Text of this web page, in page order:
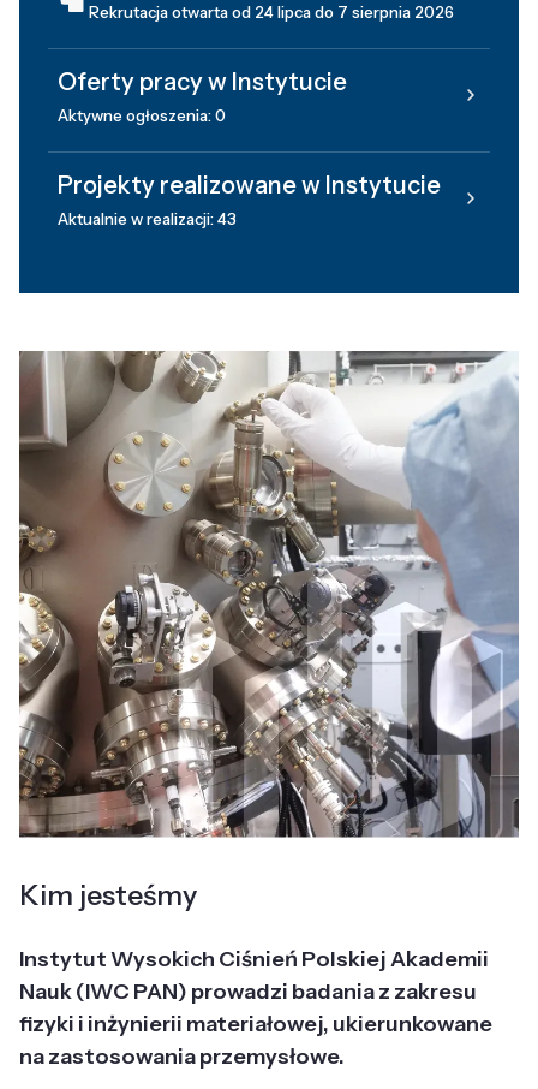
Rekrutacja otwarta od 24 lipca do 7 sierpnia 2026
Oferty pracy w Instytucie
Aktywne ogłoszenia: 0
Projekty realizowane w Instytucie
Aktualnie w realizacji: 43
Kim jesteśmy
Instytut Wysokich Ciśnień Polskiej Akademii
Nauk (IWC PAN) prowadzi badania z zakresu
fizyki i inżynierii materiałowej, ukierunkowane
na zastosowania przemysłowe.